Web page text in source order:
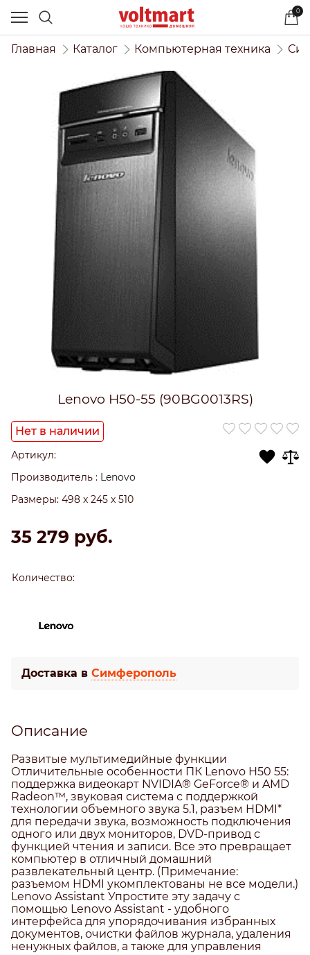
0
Главная Каталог Компьютерная техника
Lenovo H50-55 (90BG0013RS)
Нет в наличии
Артикул:
Производитель :
Lenovo
Размеры: 498 x 245 x 510
35 279 руб.
Количество:
Доставка в Симферополь
Описание
Развитые мультимедийные функции
Отличительные особенности ПК Lenovo H50 55:
поддержка видеокарт NVIDIA® GeForce® и AMD
Radeon™, звуковая система с поддержкой
технологии объемного звука 5.1, разъем HDMI*
для передачи звука, возможность подключения
одного или двух мониторов, DVD-привод с
функцией чтения и записи. Все это превращает
компьютер в отличный домашний
развлекательный центр. (Примечание:
разъемом HDMI укомплектованы не все модели.)
Lenovo Assistant Упростите эту задачу с
помощью Lenovo Assistant - удобного
интерфейса для упорядочивания избранных
документов, очистки файлов журнала, удаления
ненужных файлов, а также для управления